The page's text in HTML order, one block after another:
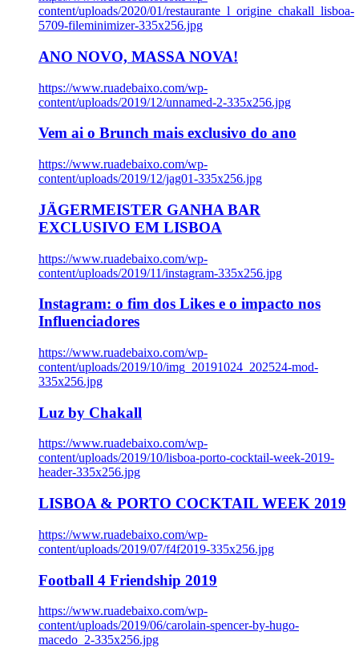
content/uploads/2020/01/restaurante_l_origine_chakall_lisboa-
5709-fileminimizer-335x256.jpg
ANO NOVO, MASSA NOVA!
https://www.ruadebaixo.com/wp-
content/uploads/2019/12/unnamed-2-335x256.jpg
Vem ai o Brunch mais exclusivo do ano
https://www.ruadebaixo.com/wp-
content/uploads/2019/12/jag01-335x256.jpg
JÄGERMEISTER GANHA BAR
EXCLUSIVO EM LISBOA
https://www.ruadebaixo.com/wp-
content/uploads/2019/11/instagram-335x256.jpg
Instagram: o fim dos Likes e o impacto nos
Influenciadores
https://www.ruadebaixo.com/wp-
content/uploads/2019/10/img_20191024_202524-mod-
335x256.jpg
Luz by Chakall
https://www.ruadebaixo.com/wp-
content/uploads/2019/10/lisboa-porto-cocktail-week-2019-
header-335x256.jpg
LISBOA & PORTO COCKTAIL WEEK 2019
https://www.ruadebaixo.com/wp-
content/uploads/2019/07/f4f2019-335x256.jpg
Football 4 Friendship 2019
https://www.ruadebaixo.com/wp-
content/uploads/2019/06/carolain-spencer-by-hugo-
macedo_2-335x256.jpg